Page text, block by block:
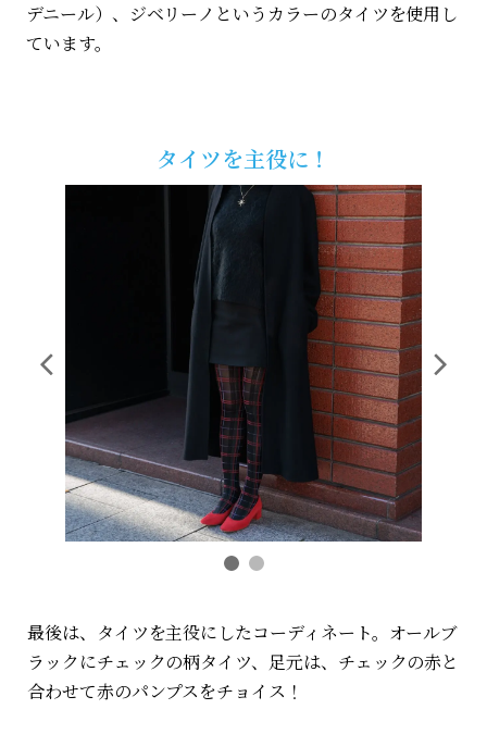
デニール）、ジベリーノというカラーのタイツを使用し
ています。
タイツを主役に！
最後は、タイツを主役にしたコーディネート。オールブ
ラックにチェックの柄タイツ、足元は、チェックの赤と
合わせて赤のパンプスをチョイス ！